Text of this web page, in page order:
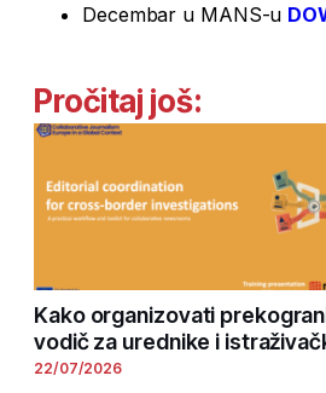
Decembar u MANS-u
Pročitaj još:
Kako organizovati
vodič za urednike i
22/07/2026